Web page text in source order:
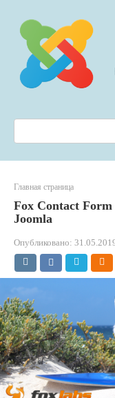
контенту
Главная страница
Fox Contact
Joomla
Опубликовано: